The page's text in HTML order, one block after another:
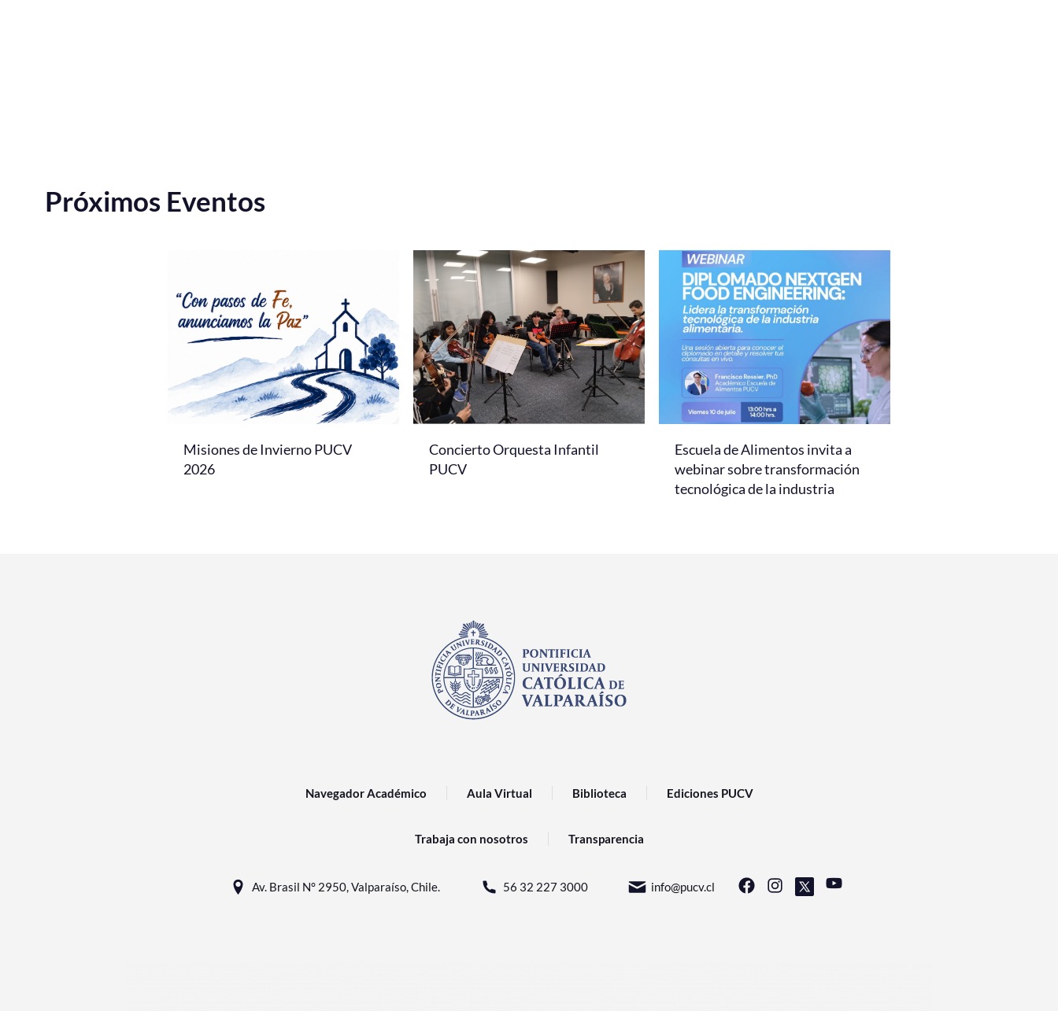
Próximos Eventos
Misiones de Invierno PUCV
2026
Concierto Orquesta Infantil
PUCV
Escuela de Alimentos invita a
webinar sobre transformación
tecnológica de la industria
Navegador Académico Aula Virtual Biblioteca Ediciones PUCV
Trabaja con nosotros Transparencia
Av. Brasil N° 2950, Valparaíso, Chile. 56 32 227 3000 info@pucv.cl